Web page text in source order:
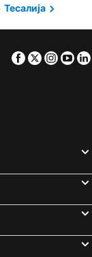
Тесалија
Facebook
Twitter